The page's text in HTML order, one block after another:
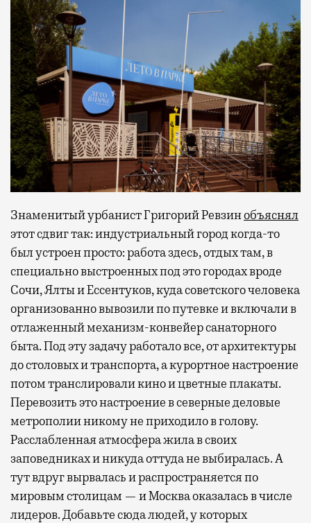
Знаменитый урбанист Григорий Ревзинобъяснял
этот сдвиг так: индустриальный город когда-то
был устроен просто: работа здесь, отдых там, в
специально выстроенных под это городах вроде
Сочи, Ялты и Ессентуков, куда советского человека
организованно вывозили по путевке и включали в
отлаженный механизм-конвейер санаторного
быта. Под эту задачу работало все, от архитектуры
до столовых и транспорта, а курортное настроение
потом транслировали кино и цветные плакаты.
Перевозить это настроение в северные деловые
метрополии никому не приходило в голову.
Расслабленная атмосфера жила в своих
заповедниках и никуда оттуда не выбиралась. А
тут вдруг вырвалась и распространяется по
мировым столицам — и Москва оказалась в числе
лидеров. Добавьте сюда людей, у которых